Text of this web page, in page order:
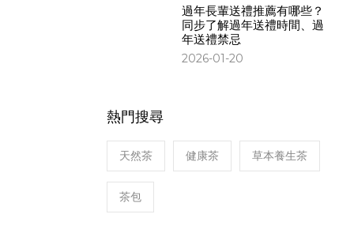
過年長輩送禮推薦有哪些？
同步了解過年送禮時間、過
年送禮禁忌
2026-01-20
熱門搜尋
天然茶 健康茶 草本養生茶
茶包